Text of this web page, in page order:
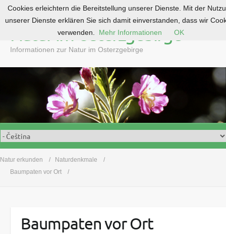
o
e
n
Natur im Osterzgebirge
Informationen zur Natur im Osterzgebirge
Natur erkunden
Naturdenkmale
Baumpaten vor Ort
Baumpaten vor Ort
Cookies erleichtern die Bereitstellung unserer Dienste. Mit der
unserer Dienste erklären Sie sich damit einverstanden, dass wir
verwenden.
Mehr Informationen OK